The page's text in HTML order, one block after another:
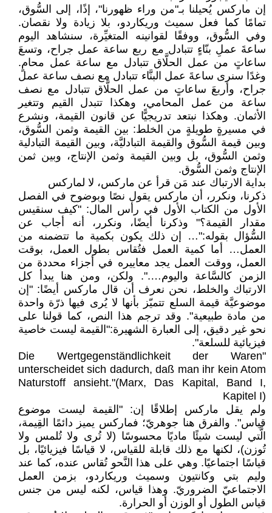
إن ماركس يُحيلنا بـ"من وراء ظهورنا"، إذًا، إلى السُّوق،
تمامًا كما فعل سميث وريكاردو، بلا زيادة ولا نقصان.
وفي السُّوق، ووفقًا لقوانينه المتغيِّرة، سنشاهد اليوم
ساعةَ عملِ بنّاءٍ تتبادل مع ربع ساعة عمل جراح، وتسعَ
ساعاتٍ من عمل الحلَّاق تتبادل مع ساعة عمل محامٍ.
وغدًا سنرى ساعةَ عمل البنَّاء تتبادل مع نصف ساعة عمل
جراح، وأربعَ ساعاتٍ من عمل الحلَّاق تتبادل مع نصف
ساعة من عمل المحامي، وهكذا تتبدل القيم وتتغير
الأثمان. وهكذا نبتعد تدريجيًّا عن قانون القيمة، ونشرع
في مسيرةٍ طويلةٍ من الخلط: بين القيمة وثمن السُّوق،
وبين قيمة السُّوق والقيمة التبادليَّة، وبين القيمة التبادلية
وثمن السُّوق، بل وبين القيمة وثمن الإنتاج، وبين ثمن
الإنتاج وثمن السُّوق.
بداية الارتباك عند مَن قرأ عن ماركس، لا لماركس
ذكرنا، ونكرر، أن ماركس يقول نصًا وبوضوح في الفصل
الأول من الكتاب الأول في رأس المال: "كيف سنقيس
مقدار القيمة؟" وذكرنا أيضًا، ونكرر، أنه أجاب عن
السُّؤال بقوله:"… إن ذلك يكون بكمية ما تتضمنه من
العمل… أما كمية العمل فتُقاس بطول العمل، بوقت
العمل، ووقت العمل يجد معاييره في أجزاء محددة من
الزمن كالسَّاعة واليوم….". ولكن، ومن هنا يبدأ كل
الارتباك والخلط، نحن نعرف أن قال ماركس أيضًا: "إن
موضوعيَّة قيمة السلع تتميّز بأنها لا يُرى فيها ذرّة واحدة
من مادة طبيعية". وقد ترجم هذا النص، كما قولنا على
نحو غير دقيق، إلى العبارة الشهيرة:"القيمة ليست خاصية
فيزيائية للسلعة".
"Die Wertgegenständlichkeit der Waren
unterscheidet sich dadurch, daß man ihr kein Atom
Naturstoff ansieht."(Marx, Das Kapital, Band I,
Kapitel I)
ولم يقل ماركس إطلاقًا إن: "القيمة ليست موضوع
قياس". والفرق هنا جوهريّ؛ فماركس يميز دائمًا القِيمة،
الَّتي ليست شيئًا ماديًا محسوسًا (لا تُرى ولا تُلمس ولا
تُوزن)، لكنها مع ذلك قابلة للقياس، لا قياسًا فيزيائيًا، بل
قياسًا اجتماعيًا. وهي على هذا النَّحو تُقاس عنده، كما عند
وليم بتي وكانتيون وسميث وريكاردو، بزمن العمل
الاجتماعيّ الضروريّ. وهذا قياس، لكنه ليس من جنس
قياس الطول أو الوزن أو الحرارة.